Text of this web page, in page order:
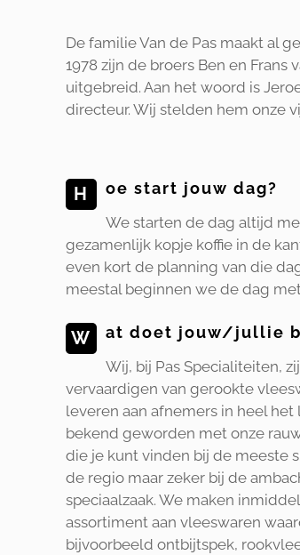
De familie Van de Pas maakt al
1978 zijn de broers Ben en
uitgebreid. Aan het woord is
directeur. Wij stelden hem onze
H oe start jouw dag?
We starten de dag altijd
gezamenlijk kopje koffie in de
even kort de planning van die
meestal beginnen we de dag
W at doet jouw/jullie
Wij, bij Pas Specialiteiten,
vervaardigen van gerookte
leveren aan afnemers in heel het
bekend geworden met onze
die je kunt vinden bij de meeste
de regio maar zeker bij de
speciaalzaak. We maken
assortiment aan vleeswaren
bijvoorbeeld ontbijtspek,